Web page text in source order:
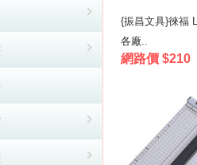
{振昌文具}徠福
各廠..
網路價 $210